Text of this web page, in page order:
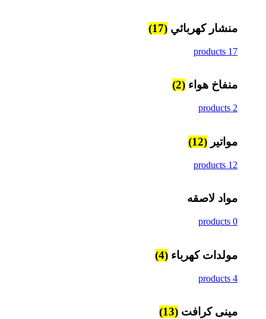
منشار كهربائي (17)
17 products
منفاخ هواء (2)
2 products
مواتير (12)
12 products
مواد لاصقه
0 products
مولدات كهرباء (4)
4 products
مينى كرافت (13)